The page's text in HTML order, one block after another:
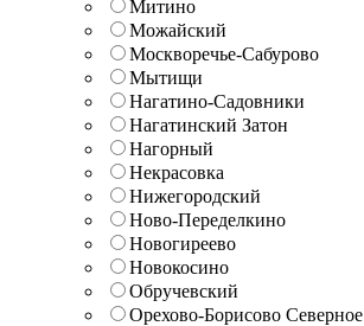
Митино
Можайский
Москворечье-Сабурово
Мытищи
Нагатино-Садовники
Нагатинский Затон
Нагорный
Некрасовка
Нижегородский
Ново-Переделкино
Новогиреево
Новокосино
Обручевский
Орехово-Борисово Северное